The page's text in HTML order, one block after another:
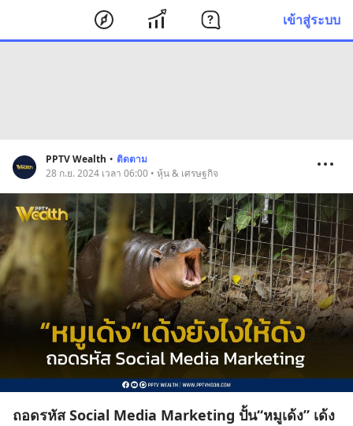
เข้าสู่ระบบ
PPTV Wealth • ติดตาม
28 ก.ย. 2024 เวลา 06:00 • หุ้น & เศรษฐกิจ
ถอดรหัส Social Media Marketing ปั้น“หมูเด้ง” เด้ง